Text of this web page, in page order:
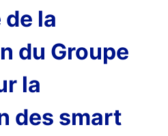
la
du Groupe
la
des smart